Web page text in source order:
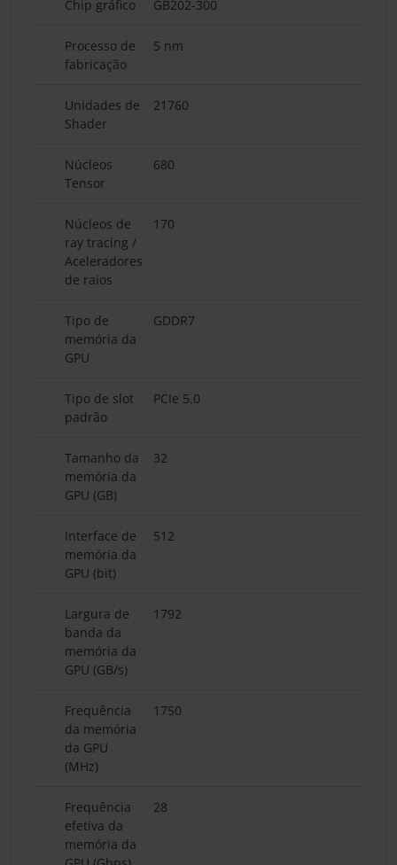
Chip gráfico GB202-300
Processo de
fabricação
5 nm
Unidades de
Shader
21760
Núcleos
Tensor
680
Núcleos de
ray tracing /
Aceleradores
de raios
170
Tipo de
memória da
GPU
GDDR7
Tipo de slot
padrão
PCIe 5.0
Tamanho da
memória da
GPU (GB)
32
Interface de
memória da
GPU (bit)
512
Largura de
banda da
memória da
GPU (GB/s)
1792
Frequência
da memória
da GPU
(MHz)
1750
Frequência
efetiva da
memória da
28